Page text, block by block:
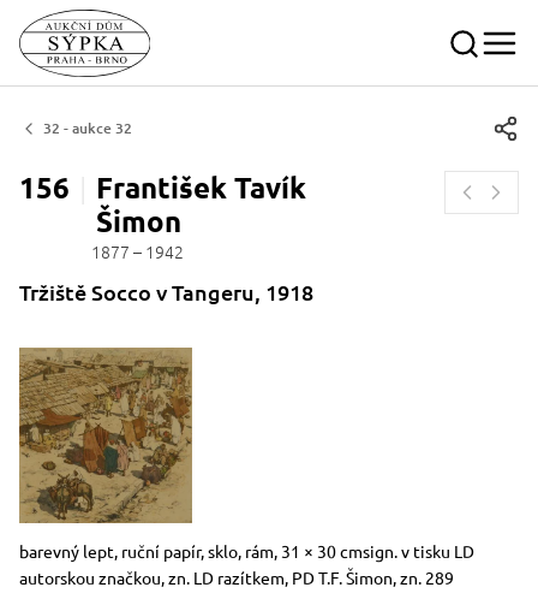
32 - aukce 32
156
František Tavík
Šimon
1877 – 1942
Tržiště Socco v Tangeru, 1918
Rozměry
Stručný popis předmětu
barevný lept, ruční papír, sklo, rám, 31 × 30 cmsign. v tisku LD
autorskou značkou, zn. LD razítkem, PD T.F. Šimon, zn. 289